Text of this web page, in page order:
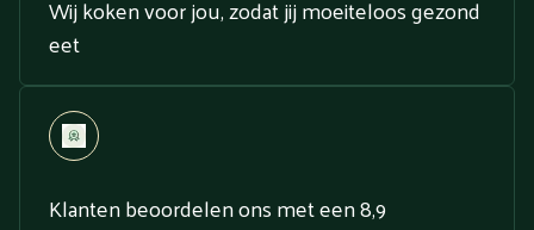
Wij koken voor jou, zodat jij moeiteloos gezond
eet
Klanten beoordelen ons met een 8,9